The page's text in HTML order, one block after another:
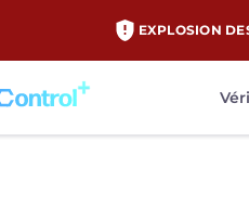
EXPLOSION